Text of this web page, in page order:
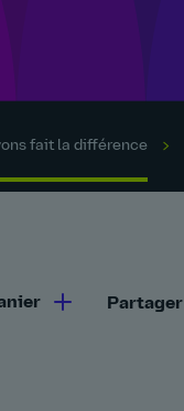
fait la différence
Partager